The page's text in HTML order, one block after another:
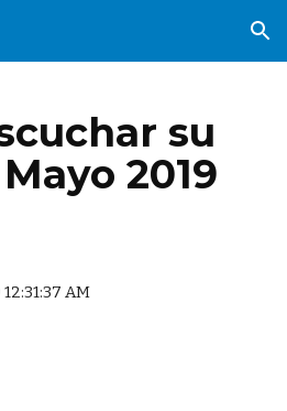
Skip to navigation
su
2019
AM